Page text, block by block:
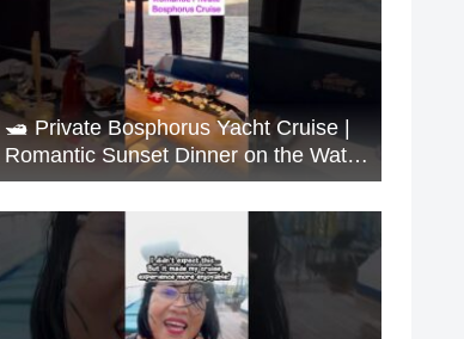
🛥️ Private Bosphorus Yacht Cruise |
Romantic Sunset Dinner on the Water
🇹🇷✨